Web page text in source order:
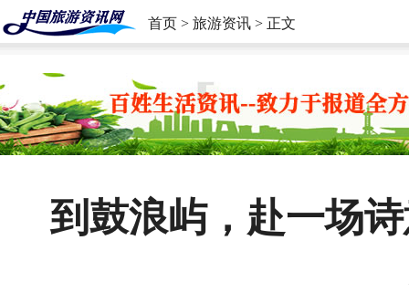
首页 > 旅游资讯 > 正文
到鼓浪屿，赴一场